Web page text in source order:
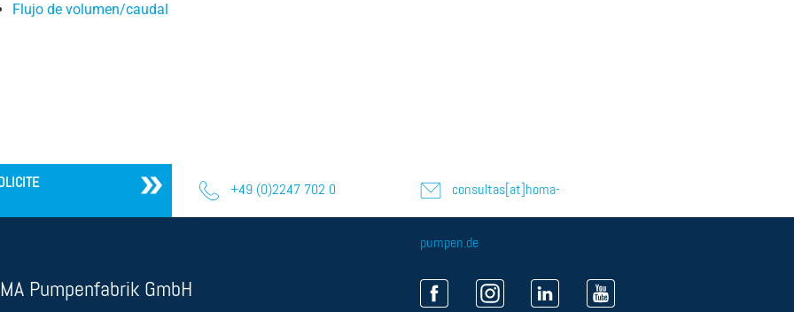
Flujo de volumen/caudal
+49 (0)2247 702 0 consultas[at]homa-
pumpen.de
Pumpenfabrik GmbH